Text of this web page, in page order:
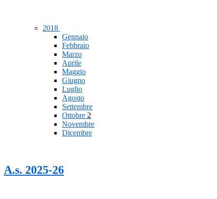
2018
Gennaio
Febbraio
Marzo
Aprile
Maggio
Giugno
Luglio
Agosto
Settembre
Ottobre 2
Novembre
Dicembre
A.s. 2025-26